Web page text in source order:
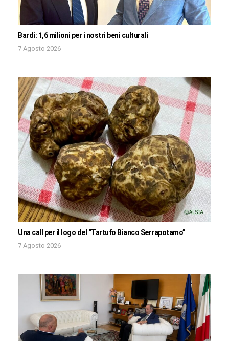
Bardi: 1,6 milioni per i nostri beni culturali
7 Agosto 2026
Una call per il logo del “Tartufo Bianco Serrapotamo”
7 Agosto 2026